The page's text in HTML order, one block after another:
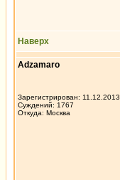
Наверх
Adzamaro
Зарегистрирован: 11.12.2013
Суждений: 1767
Откуда: Москва